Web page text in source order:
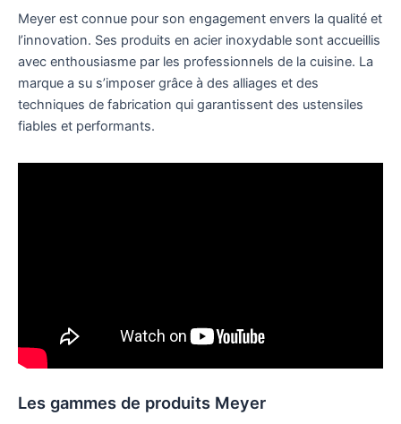
Meyer est connue pour son engagement envers la qualité et
l’innovation. Ses produits en acier inoxydable sont accueillis
avec enthousiasme par les professionnels de la cuisine. La
marque a su s’imposer grâce à des alliages et des
techniques de fabrication qui garantissent des ustensiles
fiables et performants.
Les gammes de produits Meyer